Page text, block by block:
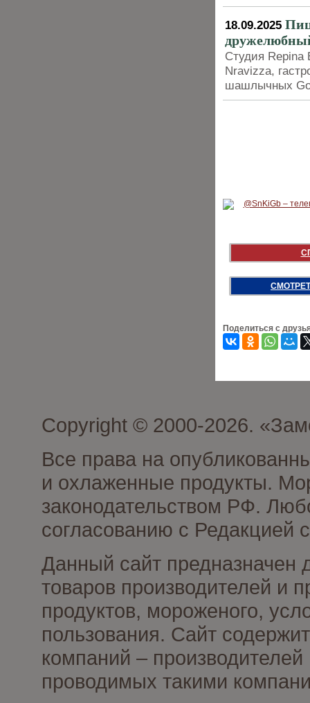
18.09.2025
Студия Repina
Nravizza,
шашлычных
Поделиться с
Copyright © 2000-2026.
Все права на
и охлаженные продукты.
законодательством РФ.
согласованию с Редакцией
Данный сайт предназначен
товаров производителей и
продуктов, мороженого,
пользования. Сайт
компаний –
проводимых такими